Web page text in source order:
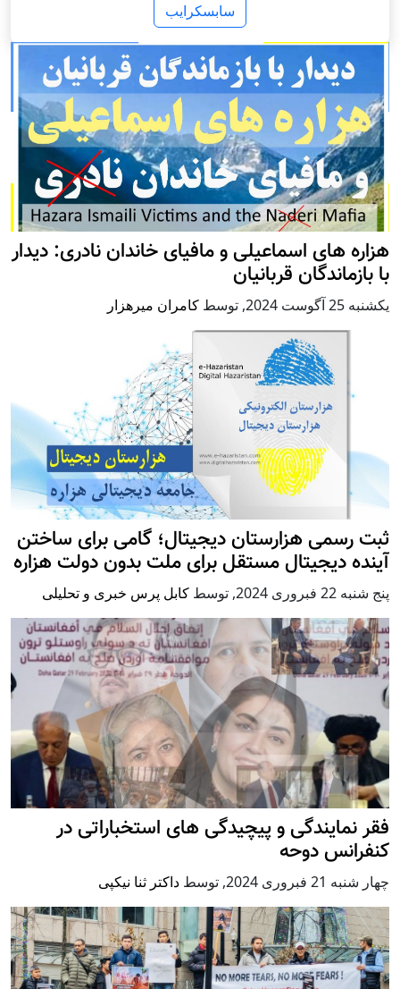
سابسکرایب
هزاره های اسماعیلی و مافیای خاندان نادری: دیدار
با بازماندگان قربانیان
يكشنبه 25 آگوست 2024 , توسط کامران میرهزار
ثبت رسمی هزارستان دیجیتال؛ گامی برای ساختن
آینده دیجیتال مستقل برای ملت بدون دولت هزاره
پنج شنبه 22 فبروری 2024 , توسط کابل پرس خبری و تحلیلی
فقر نمایندگی و پیچیدگی های استخباراتی در
کنفرانس دوحه
چهار شنبه 21 فبروری 2024 , توسط داکتر ثنا نیکپی